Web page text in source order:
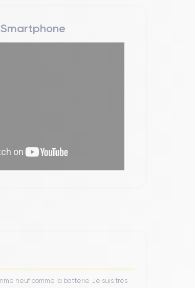
neuf comme la batterie. Je suis très